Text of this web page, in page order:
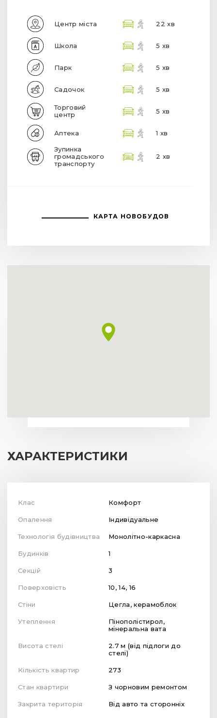
Центр міста 22 хв
Школа 5 хв
Парк 5 хв
Садочок 5 хв
Торговий
центр
5 хв
Аптека 1 хв
Зупинка
громадського
транспорту
2 хв
КАРТА НОВОБУДОВ
ХАРАКТЕРИСТИКИ
Клас Комфорт
Опалення Індивідуальне
Технологія будівництва Монолітно-каркасна
Будинків 1
Секцій 3
Поверховість 10, 14, 16
Стіни Цегла, керамоблок
Утеплення
Пінополістирол,
мінеральна вата
Висота стелі
2.7 м (від підлоги до
стелі)
Кількість квартир 273
Стан квартири З чорновим ремонтом
Закрита територія Від авто та сторонніх